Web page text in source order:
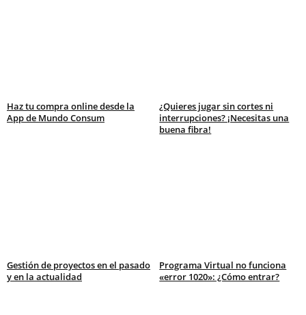
Haz tu compra online desde la
App de Mundo Consum
¿Quieres jugar sin cortes ni
interrupciones? ¡Necesitas una
buena fibra!
Gestión de proyectos en el pasado
y en la actualidad
Programa Virtual no funciona
«error 1020»: ¿Cómo entrar?